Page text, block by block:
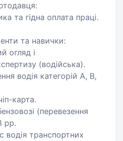
та гідна оплата праці.
та навички:
огляд і
(водійська).
водія категорій A, B,
карта.
(перевезення
рр.
водія транспортних